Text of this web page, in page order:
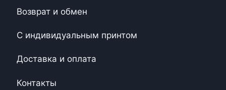
Возврат и обмен
С индивидуальным принтом
Доставка и оплата
Контакты